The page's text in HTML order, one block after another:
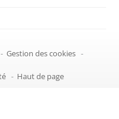
- Gestion des cookies -
- Haut de page